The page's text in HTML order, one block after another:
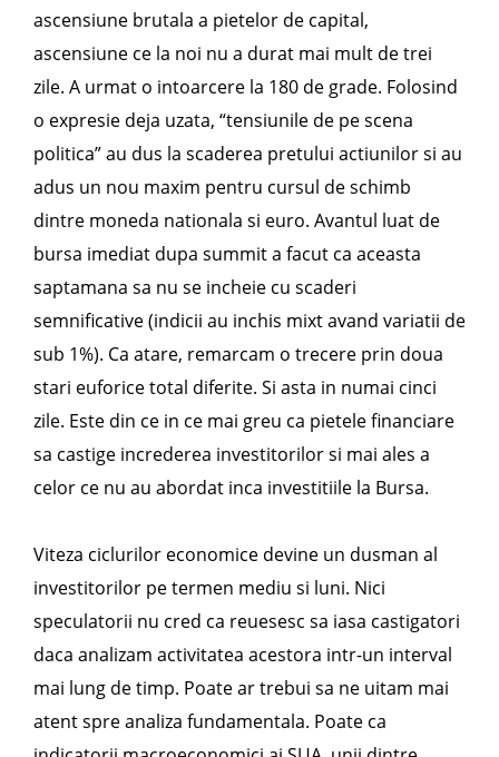
ascensiune brutala a pietelor de capital,
ascensiune ce la noi nu a durat mai mult de trei
zile. A urmat o intoarcere la 180 de grade. Folosind
o expresie deja uzata, “tensiunile de pe scena
politica” au dus la scaderea pretului actiunilor si au
adus un nou maxim pentru cursul de schimb
dintre moneda nationala si euro. Avantul luat de
bursa imediat dupa summit a facut ca aceasta
saptamana sa nu se incheie cu scaderi
semnificative (indicii au inchis mixt avand variatii de
sub 1%). Ca atare, remarcam o trecere prin doua
stari euforice total diferite. Si asta in numai cinci
zile. Este din ce in ce mai greu ca pietele financiare
sa castige increderea investitorilor si mai ales a
celor ce nu au abordat inca investitiile la Bursa.
Viteza ciclurilor economice devine un dusman al
investitorilor pe termen mediu si luni. Nici
speculatorii nu cred ca reuesesc sa iasa castigatori
daca analizam activitatea acestora intr-un interval
mai lung de timp. Poate ar trebui sa ne uitam mai
atent spre analiza fundamentala. Poate ca